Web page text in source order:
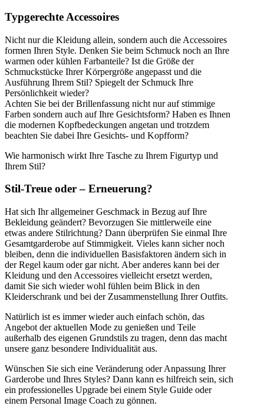
Typgerechte Accessoires
Nicht nur die Kleidung allein, sondern auch die Accessoires
formen Ihren Style. Denken Sie beim Schmuck noch an Ihre
warmen oder kühlen Farbanteile? Ist die Größe der
Schmuckstücke Ihrer Körpergröße angepasst und die
Ausführung Ihrem Stil? Spiegelt der Schmuck Ihre
Persönlichkeit wieder?
Achten Sie bei der Brillenfassung nicht nur auf stimmige
Farben sondern auch auf Ihre Gesichtsform? Haben es Ihnen
die modernen Kopfbedeckungen angetan und trotzdem
beachten Sie dabei Ihre Gesichts- und Kopfform?
Wie harmonisch wirkt Ihre Tasche zu Ihrem Figurtyp und
Ihrem Stil?
Stil-Treue oder – Erneuerung?
Hat sich Ihr allgemeiner Geschmack in Bezug auf Ihre
Bekleidung geändert? Bevorzugen Sie mittlerweile eine
etwas andere Stilrichtung? Dann überprüfen Sie einmal Ihre
Gesamtgarderobe auf Stimmigkeit. Vieles kann sicher noch
bleiben, denn die individuellen Basisfaktoren ändern sich in
der Regel kaum oder gar nicht. Aber anderes kann bei der
Kleidung und den Accessoires vielleicht ersetzt werden,
damit Sie sich wieder wohl fühlen beim Blick in den
Kleiderschrank und bei der Zusammenstellung Ihrer Outfits.
Natürlich ist es immer wieder auch einfach schön, das
Angebot der aktuellen Mode zu genießen und Teile
außerhalb des eigenen Grundstils zu tragen, denn das macht
unsere ganz besondere Individualität aus.
Wünschen Sie sich eine Veränderung oder Anpassung Ihrer
Garderobe und Ihres Styles? Dann kann es hilfreich sein, sich
ein professionelles Upgrade bei einem Style Guide oder
einem Personal Image Coach zu gönnen.